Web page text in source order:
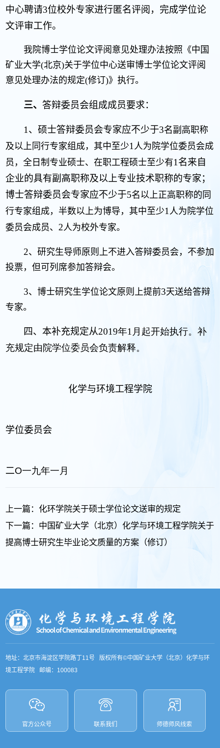
中心聘请3位校外专家进行匿名评阅，完成学位论
文评审工作。
我院博士学位论文评阅意见处理办法按照《中国
矿业大学(北京)关于学位中心送审博士学位论文评阅
意见处理办法的规定(修订)》执行。
三、 答辩委员会组成成员要求：
1 、硕士答辩委员会专家应不少于3名副高职称
及以上同行专家组成，其中至少1 人为院学位委员会成
员，全日制专业硕士、在职工程硕士至少有1 名来自
企业的具有副高职称及以上专业技术职称的专家；
博士答辩委员会专家应不少于5名以上正高职称的同
行专家组成，半数以上为博导，其中至少1 人为院学位
委员会成员、 2人为校外专家。
2、研究生导师原则上不进入答辩委员会，不参加
投票，但可列席参加答辩会。
3、博士研究生学位论文原则上提前3天送给答辩
专家。
四、本补充规定从2019年1月起开始执行。补
充规定由院学位委员会负责解释。
化学与环境工程学院
学位委员会
二O一九年一月
上一篇：化环学院关于硕士学位论文送审的规定
下一篇： 中国矿业大学（北京）化学与环境工程学院关于
提高博士研究生毕业论文质量的方案（修订）
地址：北京市海淀区学院路丁11号 版权所有©中国矿业大学（北京）化学与环
境工程学院 邮编：100083
官方公众号 联系我们 师德师风线索